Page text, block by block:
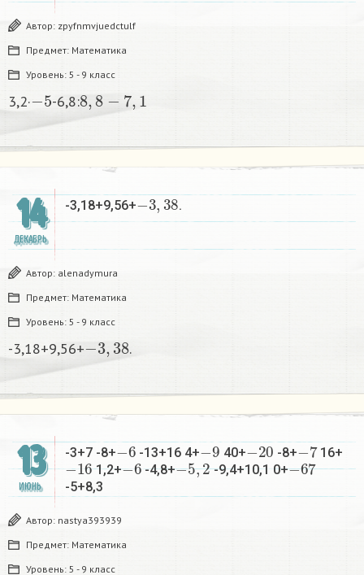
Автор: zpyfnmvjuedctulf
Предмет: Математика
Уровень: 5 - 9 класс
3,2·
5
-6,8:
8 8 1
14
ДЕКАБРЬ
-3,18+9,56+
−3,38
.
Автор: alenadymura
Предмет: Математика
Уровень: 5 - 9 класс
-3,18+9,56+
3, 38
.
13
ИЮНЬ
-3+7 -8+
−6
-13+16 4+
− 9
40+
−20
-8+
−7
16+
−16
1,2+
−6
-4,8+
− 5, 2
-9,4+10,1 0+
− 67
-5+8,3​
Автор: nastya393939
Предмет: Математика
Уровень: 5 - 9 класс